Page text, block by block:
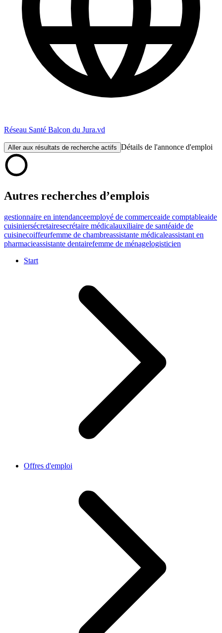
Réseau Santé Balcon du Jura.vd
Aller aux résultats de recherche actifs Détails de l'annonce d'emploi
Autres recherches d’emplois
gestionnaire en intendanceemployé de commerceaide comptableaide
cuisiniersécretairesecrétaire médicalauxiliaire de santéaide de
cuisinecoiffeurfemme de chambreassistante médicaleassistant en
pharmacieassistante dentairefemme de ménagelogisticien
Start
Offres d'emploi